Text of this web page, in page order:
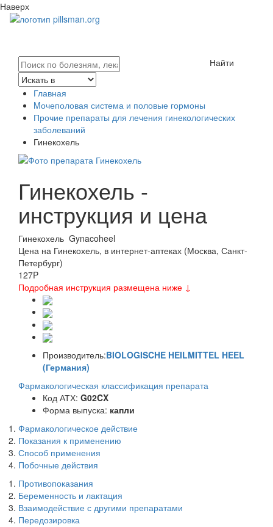
Наверх
Найти
Главная
Mочеполовая система и половые гормоны
Прочие препараты для лечения гинекологических
заболеваний
Гинекохель
Гинекохель -
инструкция и цена
Гинекохель Gynacoheel
Цена на Гинекохель, в интернет-аптеках (Москва, Санкт-
Петербург)
127P
Подробная инструкция размещена ниже ↓
Производитель:BIOLOGISCHE HEILMITTEL HEEL
(Германия)
Фармакологическая классификация препарата
Код АТХ: G02CX
Форма выпуска: капли
Фармакологическое действие
Показания к применению
Способ применения
Побочные действия
Противопоказания
Беременность и лактация
Взаимодействие с другими препаратами
Передозировка